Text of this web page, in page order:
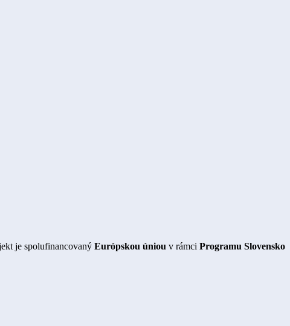
je spolufinancovaný Európskou úniou v rámci Programu Slovensko